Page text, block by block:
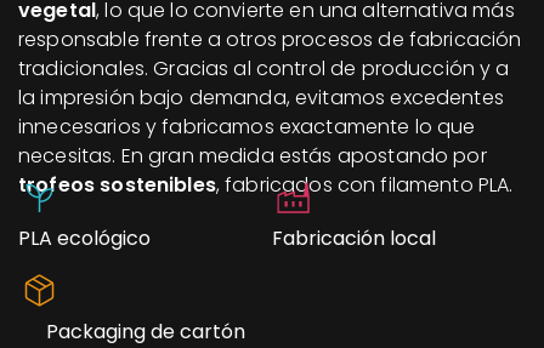
vegetal, lo que lo convierte en una alternativa más
responsable frente a otros procesos de fabricación
tradicionales. Gracias al control de producción y a
la impresión bajo demanda, evitamos excedentes
innecesarios y fabricamos exactamente lo que
necesitas. En gran medida estás apostando por
trofeos sostenibles, fabricados con filamento PLA.
PLA ecológico
Fabricación local
Packaging de cartón